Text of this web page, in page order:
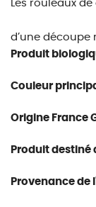
Les rouleaux
d’une découpe
Produit
Couleur
Origine France
Produit destiné
Provenance de